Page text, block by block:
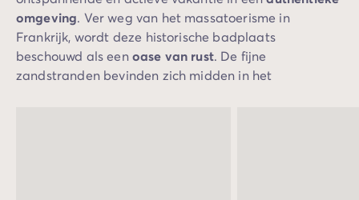
omgeving. Ver weg van het massatoerisme in
Frankrijk, wordt deze historische badplaats
beschouwd als eenoase van rust. De fijne
zandstranden bevinden zich midden in het